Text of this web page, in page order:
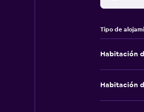
Tipo de
Habitación
Habitación